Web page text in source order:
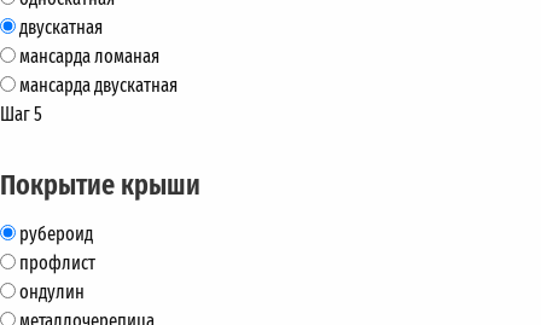
двускатная
мансарда ломаная
мансарда двускатная
Шаг 5
Покрытие крыши
рубероид
профлист
ондулин